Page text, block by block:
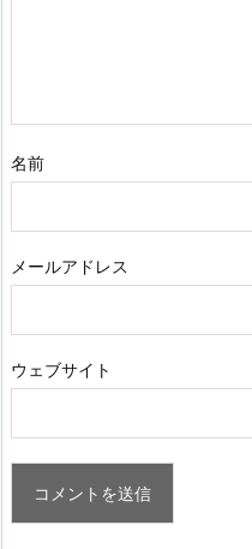
名前
メールアドレス
ウェブサイト